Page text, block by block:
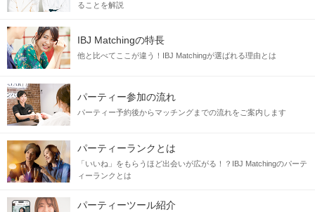
ることを解説
IBJ Matchingの特長
他と比べてここが違う！IBJ Matchingが選ばれる理由とは
パーティー参加の流れ
パーティー予約後からマッチングまでの流れをご案内します
パーティーランクとは
「いいね」をもらうほど出会いが広がる！？IBJ Matchingのパーテ
ィーランクとは
パーティーツール紹介